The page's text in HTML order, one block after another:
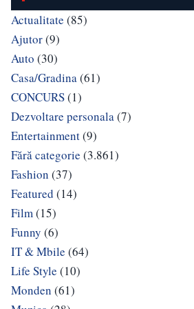
Actualitate (85)
Ajutor(9)
Auto (30)
Casa/Gradina(61)
CONCURS(1)
Dezvoltare personala(7)
Entertainment(9)
Fără categorie (3.861)
Fashion (37)
Featured (14)
Film(15)
Funny (6)
IT & Mbile (64)
Life Style (10)
Monden (61)